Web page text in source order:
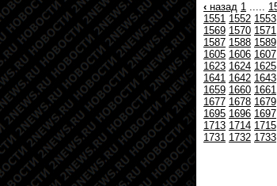
‹ назад 1 .....
1551 1552 1553
1569 1570 1571
1587 1588 1589
1605 1606 1607
1623 1624 1625
1641 1642 1643
1659 1660 1661
1677 1678 1679
1695 1696 1697
1713 1714 1715
1731 1732 1733